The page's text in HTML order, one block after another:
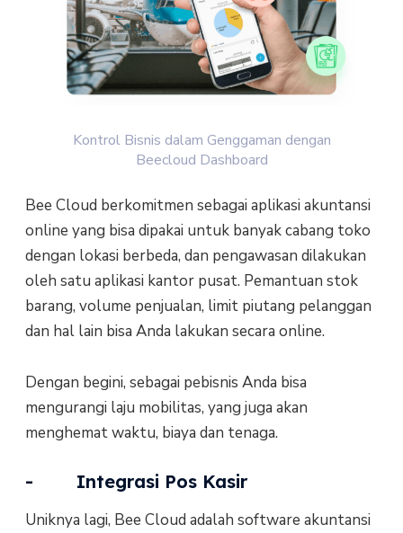
Kontrol Bisnis dalam Genggaman dengan
Beecloud Dashboard
Bee Cloud berkomitmen sebagai aplikasi akuntansi
online yang bisa dipakai untuk banyak cabang toko
dengan lokasi berbeda, dan pengawasan dilakukan
oleh satu aplikasi kantor pusat. Pemantuan stok
barang, volume penjualan, limit piutang pelanggan
dan hal lain bisa Anda lakukan secara online.
Dengan begini, sebagai pebisnis Anda bisa
mengurangi laju mobilitas, yang juga akan
menghemat waktu, biaya dan tenaga.
- Integrasi Pos Kasir
Uniknya lagi, Bee Cloud adalah software akuntansi